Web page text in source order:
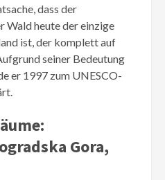
dass der
Wald heute der einzige
ist, der komplett auf
seiner Bedeutung
er 1997 zum UNESCO-
Gora,